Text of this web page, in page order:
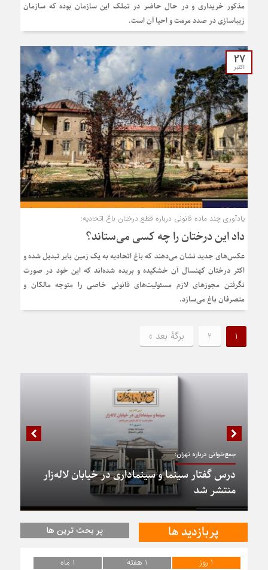
مذکور خریداری و در حال حاضر در تملک این سازمان بوده که سازمان
زیباسازی در صدد مرمت و احیا آن است.
27
اکتبر
یادآوری چند ماده قانونی درباره قطع درختان باغ اتحادیه:
داد این درختان را چه کسی می‌ستاند؟
عکس‌های جدید نشان می‌دهند که باغ اتحادیه به یک زمین بایر تبدیل شده و
اکثر درختان کهنسال آن خشکیده و بریده شده‌اند که این خود در صورت
نگرفتن مجوزهای لازم مسئولیت‌های قانونی خاصی را متوجه مالکان و
متصرفان باغ می‌سازد.
1
2 برگهٔ بعد »
جمع‌خوانی درباره تهران:
درس گفتار سینما و سینماداری در خیابان لاله‌زار
منتشر شد
پربازدید ها پر بحث ترین ها
1 روز 1 هفته
1 ماه